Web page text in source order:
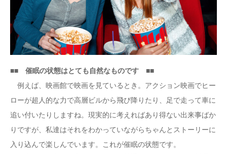
■■ 催眠の状態はとても自然なものです ■■
例えば、映画館で映画を見ているとき。アクション映画でヒー
ローが超人的な力で高層ビルから飛び降りたり、足で走って車に
追い付いたりしますね。現実的に考えればあり得ない出来事ばか
りですが、私達はそれをわかっていながらちゃんとストーリーに
入り込んで楽しんでいます。これが催眠の状態です。